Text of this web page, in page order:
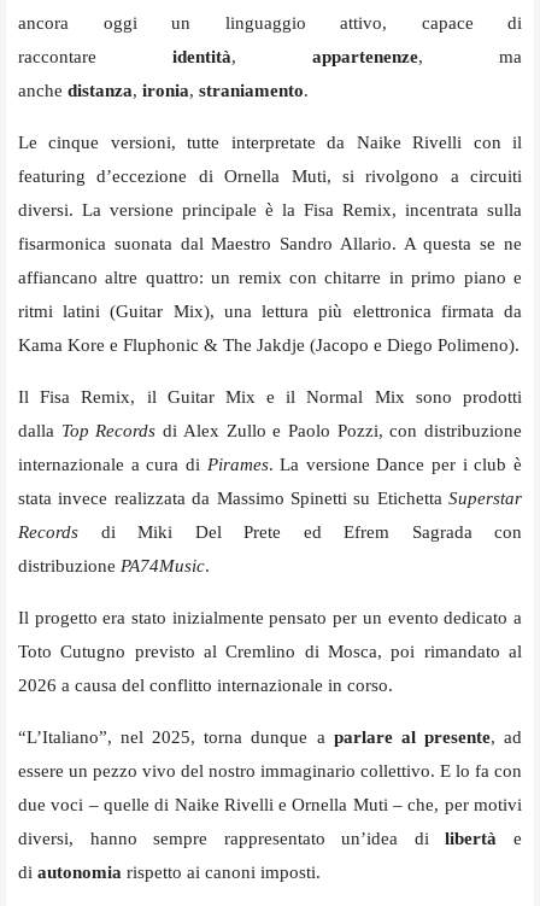
ancora oggi un linguaggio attivo, capace di
raccontare identità, appartenenze, ma
anche distanza, ironia, straniamento.
Le cinque versioni, tutte interpretate da Naike Rivelli con il
featuring d’eccezione di Ornella Muti, si rivolgono a circuiti
diversi. La versione principale è la Fisa Remix, incentrata sulla
fisarmonica suonata dal Maestro Sandro Allario. A questa se ne
affiancano altre quattro: un remix con chitarre in primo piano e
ritmi latini (Guitar Mix), una lettura più elettronica firmata da
Kama Kore e Fluphonic & The Jakdje (Jacopo e Diego Polimeno).
Il Fisa Remix, il Guitar Mix e il Normal Mix sono prodotti
dalla Top Records di Alex Zullo e Paolo Pozzi, con distribuzione
internazionale a cura di Pirames. La versione Dance per i club è
stata invece realizzata da Massimo Spinetti su Etichetta Superstar
Records di Miki Del Prete ed Efrem Sagrada con
distribuzione PA74Music.
Il progetto era stato inizialmente pensato per un evento dedicato a
Toto Cutugno previsto al Cremlino di Mosca, poi rimandato al
2026 a causa del conflitto internazionale in corso.
“L’Italiano”, nel 2025, torna dunque a parlare al presente, ad
essere un pezzo vivo del nostro immaginario collettivo. E lo fa con
due voci – quelle di Naike Rivelli e Ornella Muti – che, per motivi
diversi, hanno sempre rappresentato un’idea dilibertà e
di autonomia rispetto ai canoni imposti.